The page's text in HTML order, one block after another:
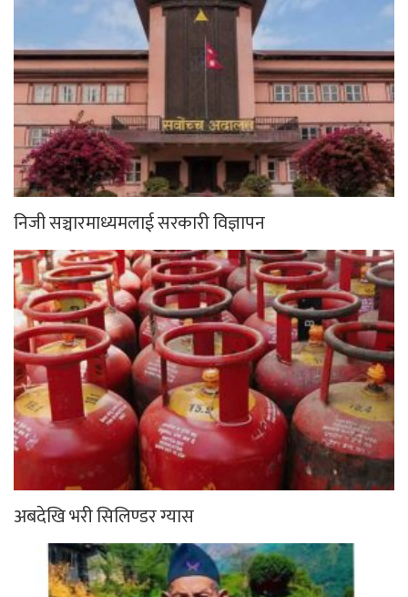
निजी सञ्चारमाध्यमलाई सरकारी विज्ञापन
अबदेखि भरी सिलिण्डर ग्यास